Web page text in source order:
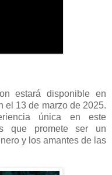
estará disponible en
el 13 de marzo de 2025.
única en este
que promete ser un
y los amantes de las